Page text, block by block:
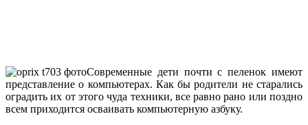
Современные дети почти с пеленок имеют
представление о компьютерах. Как бы родители не старались
оградить их от этого чуда техники, все равно рано или поздно
всем приходится осваивать компьютерную азбуку.